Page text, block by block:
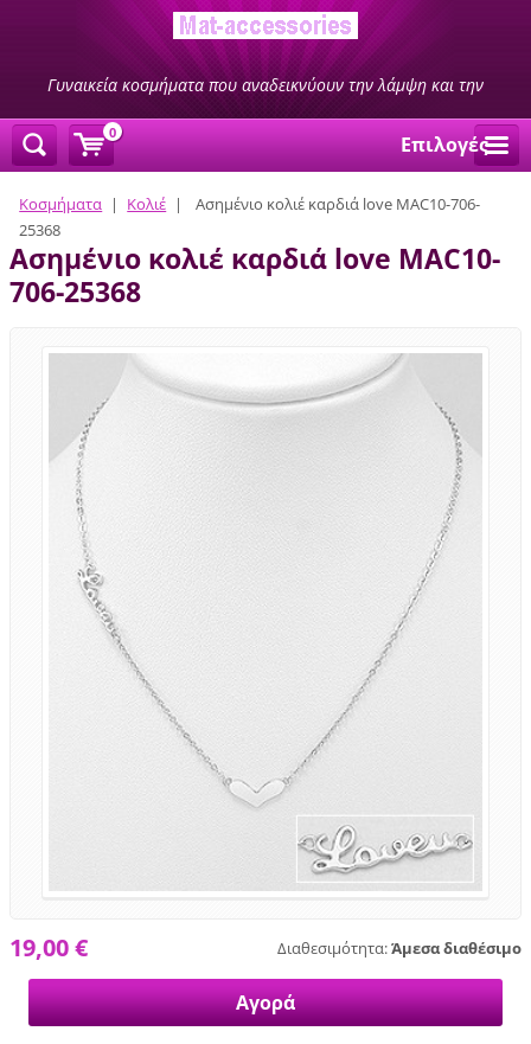
Γυναικεία κοσμήματα που αναδεικνύουν την λάμψη και την
ομορφιά σας
Επιλογές
Κοσμήματα | Κολιέ |
Ασημένιο κολιέ καρδιά love MAC10-706-
25368
Ασημένιο κολιέ καρδιά love MAC10-
706-25368
Διαθεσιμότητα:Άμεσα διαθέσιμο
19,00 €
0